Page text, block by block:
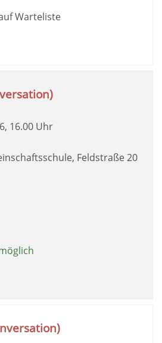
Warteliste
16.00 Uhr
Feldstraße 20